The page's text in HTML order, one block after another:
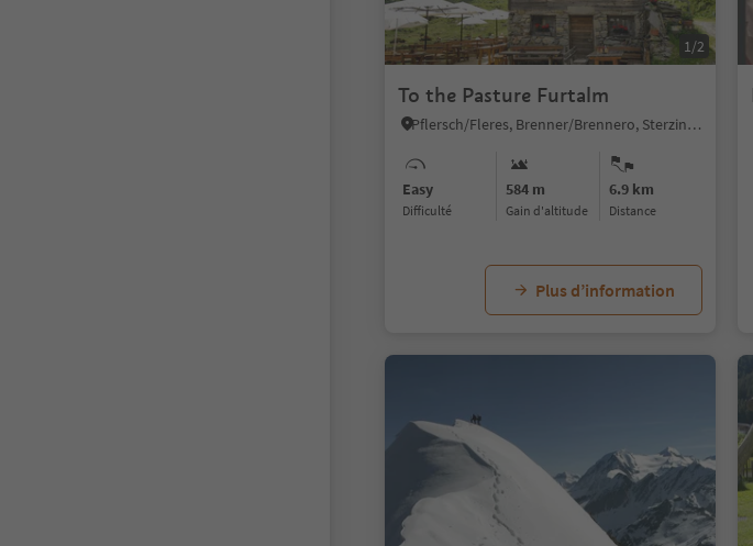
1/2
To the Pasture Furtalm
Pflersch/Fleres, Brenner/Brennero, Sterzing/Vipiteno and environs
Easy
Difficulté
584 m
Gain d'altitude
6.9 km
distance
Plus d’information